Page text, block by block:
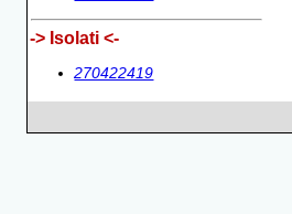
-> Isolati <-
270422419